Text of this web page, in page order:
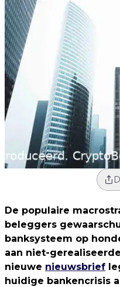
De populaire
beleggers
banksysteem op
aan niet-
nieuwe nieuwsbrief
huidige bankencrisis